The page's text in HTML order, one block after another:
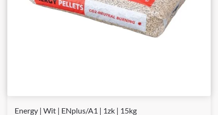
Energy | Wit | ENplus/A1 | 1zk | 15kg